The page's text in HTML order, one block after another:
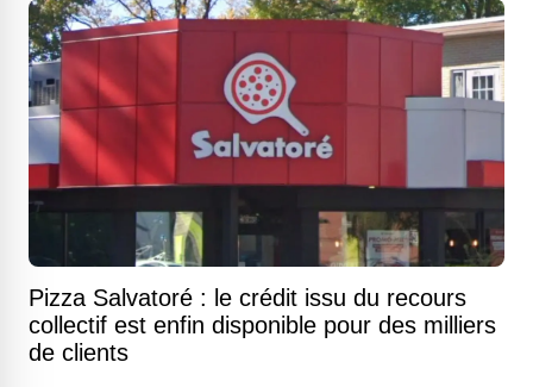
Pizza Salvatoré : le crédit issu du recours
collectif est enfin disponible pour des milliers
de clients